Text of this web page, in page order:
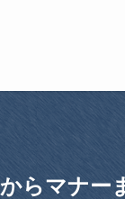
らマナー